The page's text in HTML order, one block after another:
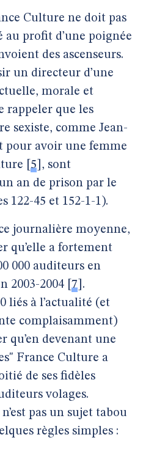
Culture ne doit pas
profit d’une poignée
des ascenseurs.
un directeur d’une
morale et
rappeler que les
sexiste, comme Jean-
pour avoir une femme
5 , sont
an de prison par le
122-45 et 152-1-1).
journalière moyenne,
qu’elle a fortement
000 auditeurs en
2003-2004 7 .
liés à l’actualité (et
complaisamment)
qu’en devenant une
France Culture a
de ses fidèles
volages.
pas un sujet tabou
règles simples :